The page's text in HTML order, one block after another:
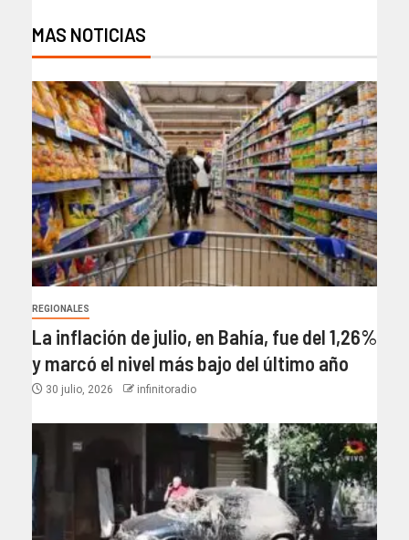
MAS NOTICIAS
REGIONALES
La inflación de julio, en Bahía, fue del 1,26%
y marcó el nivel más bajo del último año​
30 julio, 2026 infinitoradio